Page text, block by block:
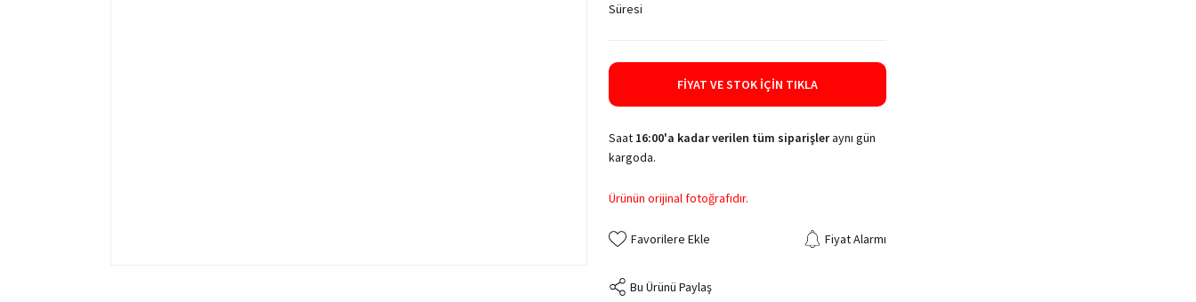
Süresi
FIYAT VE STOK İÇIN TIKLA
Saat 16:00'a kadar verilen tüm siparişleraynı gün
kargoda.
Ürünün orijinal fotoğrafıdır.
Fiyat Alarmı
Bu Ürünü Paylaş